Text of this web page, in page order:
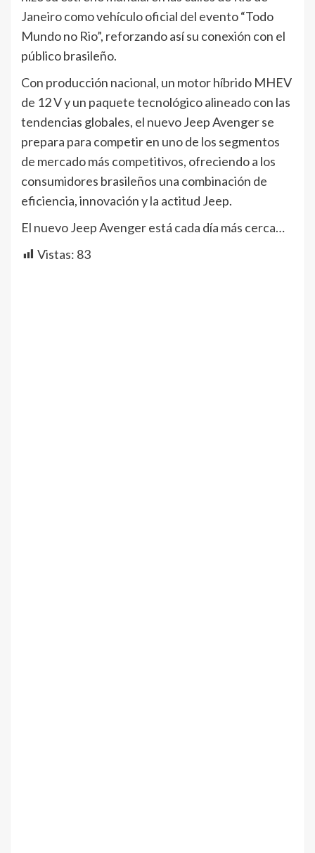
Janeiro como vehículo oficial del evento “Todo
Mundo no Rio”, reforzando así su conexión con el
público brasileño.
Con producción nacional, un motor híbrido MHEV
de 12 V y un paquete tecnológico alineado con las
tendencias globales, el nuevo Jeep Avenger se
prepara para competir en uno de los segmentos
de mercado más competitivos, ofreciendo a los
consumidores brasileños una combinación de
eficiencia, innovación y la actitud Jeep.
El nuevo Jeep Avenger está cada día más cerca…
Vistas: 83